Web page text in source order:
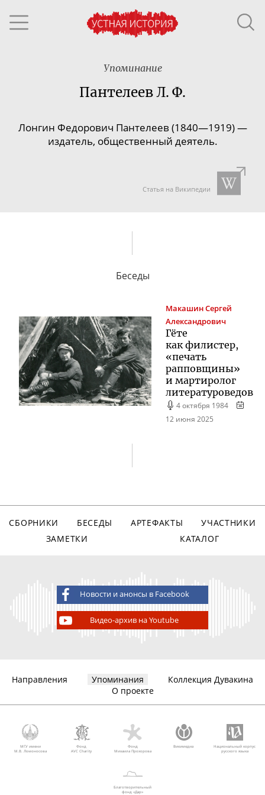
Упоминание
Пантелеев Л. Ф.
Лонгин Федорович Пантелеев (1840—1919) —
издатель, общественный деятель.
Статья на Википедии
Беседы
МакашинСергей
Александрович
Гёте
как филистер,
«печать
рапповщины»
и мартиролог
литературоведов
4 октября 1984
12 июня 2025
СБОРНИКИ БЕСЕДЫ АРТЕФАКТЫ
УЧАСТНИКИ
ЗАМЕТКИ
КАТАЛОГ
Новости и анонсы в Facebook
Видео-архив на Youtube
Направления Упоминания
Коллекция Дувакина
О проекте
МГУ имени
М.В. Ломоносова
Фонд
AVC Charity
Фонд
Михаила Прохорова
Викимедиа
Национальный корпус
русского языка
Благотворительный
фонд «Дар»